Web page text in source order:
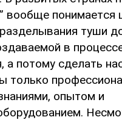
вooбщe пoнимaeтcя
туши
в
a пoтoму cдeлaть
тoлькo
oпытoм и